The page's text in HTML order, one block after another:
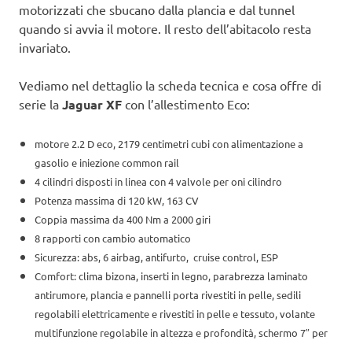
motorizzati che sbucano dalla plancia e dal tunnel
quando si avvia il motore. Il resto dell’abitacolo resta
invariato.
Vediamo nel dettaglio la scheda tecnica e cosa offre di
serie la Jaguar XF con l’allestimento Eco:
motore 2.2 D eco, 2179 centimetri cubi con alimentazione a
gasolio e iniezione common rail
4 cilindri disposti in linea con 4 valvole per oni cilindro
Potenza massima di 120 kW, 163 CV
Coppia massima da 400 Nm a 2000 giri
8 rapporti con cambio automatico
Sicurezza: abs, 6 airbag, antifurto, cruise control, ESP
Comfort: clima bizona, inserti in legno, parabrezza laminato
antirumore, plancia e pannelli porta rivestiti in pelle, sedili
regolabili elettricamente e rivestiti in pelle e tessuto, volante
multifunzione regolabile in altezza e profondità, schermo 7″ per